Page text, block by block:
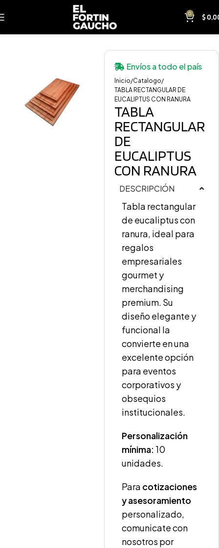
0 $
Inicio Catalogo
TABLA RECTANGULAR DE
EUCALIPTUS CON RANURA
Envíos a todo el país
TABLA
RECTANGULAR
DE
EUCALIPTUS
CON RANURA
DESCRIPCIÓN
Tabla rectangular
de eucaliptus con
ranura, ideal para
regalos
empresariales
gourmet y
merchandising
premium. Su
diseño elegante y
funcional la
convierte en una
excelente opción
para eventos
corporativos y
obsequios
institucionales.
Personalización
mínima: 10
unidades.
Para cotizaciones
y asesoramiento
personalizado,
comunicate con
nosotros por